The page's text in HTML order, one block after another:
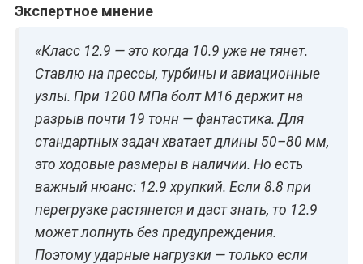
Экспертное мнение
«Класс 12.9 — это когда 10.9 уже не тянет.
Ставлю на прессы, турбины и авиационные
узлы. При 1200 МПа болт M16 держит на
разрыв почти 19 тонн — фантастика. Для
стандартных задач хватает длины 50–80 мм,
это ходовые размеры в наличии. Но есть
важный нюанс: 12.9 хрупкий. Если 8.8 при
перегрузке растянется и даст знать, то 12.9
может лопнуть без предупреждения.
Поэтому ударные нагрузки — только если